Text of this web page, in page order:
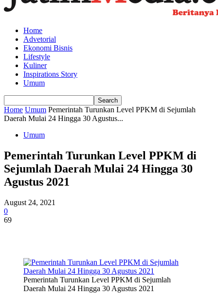
Home
Advetorial
Ekonomi Bisnis
Lifestyle
Kuliner
Inspirations Story
Umum
Home Umum Pemerintah Turunkan Level PPKM di Sejumlah
Daerah Mulai 24 Hingga 30 Agustus...
Umum
Pemerintah Turunkan Level PPKM di
Sejumlah Daerah Mulai 24 Hingga 30
Agustus 2021
August 24, 2021
0
69
Pemerintah Turunkan Level PPKM di Sejumlah
Daerah Mulai 24 Hingga 30 Agustus 2021